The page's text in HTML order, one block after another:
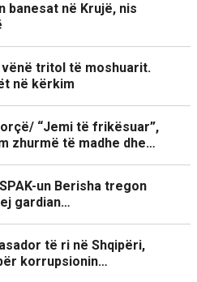
banesat në Krujë, nis
tritol të moshuarit.
në kërkim
“Jemi të frikësuar”,
zhurmë të madhe dhe…
un Berisha tregon
gardian…
të ri në Shqipëri,
korrupsionin…